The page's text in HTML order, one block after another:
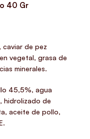
40 Gr
de pez
vegetal, grasa de
minerales.
45,5%, agua
hidrolizado de
aceite de pollo,